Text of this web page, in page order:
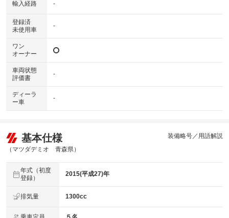
輸入経路 -
登録済
未使用車
-
ワン
オーナー
車両状態
評価書
-
ディーラ
ー車
-
基本仕様
（マツダデミオ 青森県）
装備略号／用語解説
年式（初度
登録）
2015(平成27)年
排気量 1300cc